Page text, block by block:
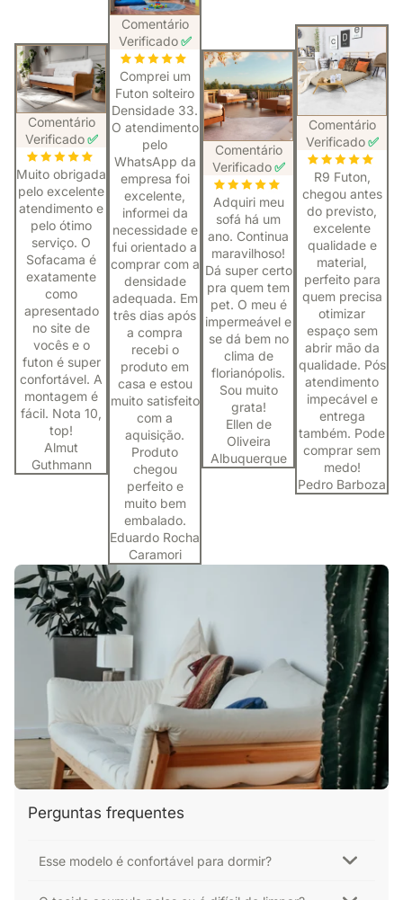
Comentário
Verificado✅
Muito obrigada
pelo excelente
atendimento e
pelo ótimo
serviço. O
Sofacama é
exatamente
como
apresentado
no site de
vocês e o
futon é super
confortável. A
montagem é
fácil. Nota 10,
top!
Almut
Guthmann
Comentário
Verificado✅
Comprei um
Futon solteiro
Densidade 33.
O atendimento
pelo
WhatsApp da
empresa foi
excelente,
informei da
necessidade e
fui orientado a
comprar com a
densidade
adequada. Em
três dias após
a compra
recebi o
produto em
casa e estou
muito satisfeito
com a
aquisição.
Produto
chegou
perfeito e
muito bem
embalado.
Eduardo Rocha
Caramori
Comentário
Verificado✅
Adquiri meu
sofá há um
ano. Continua
maravilhoso!
Dá super certo
pra quem tem
pet. O meu é
impermeável e
se dá bem no
clima de
florianópolis.
Sou muito
grata!
Ellen de
Oliveira
Albuquerque
Comentário
Verificado✅
R9 Futon,
chegou antes
do previsto,
excelente
qualidade e
material,
perfeito para
quem precisa
otimizar
espaço sem
abrir mão da
qualidade. Pós
atendimento
impecável e
entrega
também. Pode
comprar sem
medo!
Pedro Barboza
Perguntas frequentes
Esse modelo é confortável para dormir?